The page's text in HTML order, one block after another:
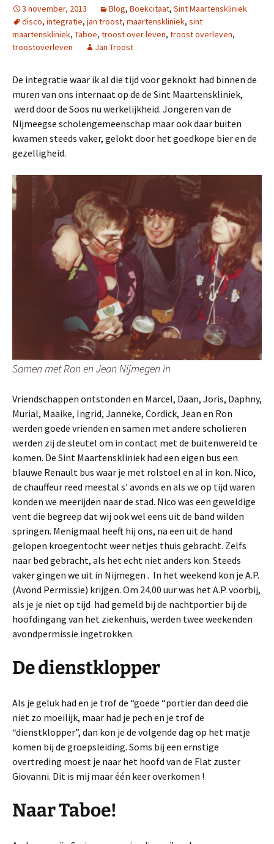
3 november, 2013 Blog, Boekcitaat, Sint Maartenskliniek
disco, integratie, jan troost, maartenskliniek, sint
maartenskliniek, Taboe, troost over leven, troost overleven,
troostoverleven
Jan Troost
De integratie waar ik al die tijd voor geknokt had binnen de
muren van ons internaat op de de Sint Maartenskliniek,
werd door de Soos nu werkelijkheid. Jongeren van de
Nijmeegse scholengemeenschap maar ook daar buiten
kwamen steeds vaker, gelokt door het goedkope bier en de
gezelligheid.
Samen met Ron en Jean Nijmegen in
Vriendschappen ontstonden en Marcel, Daan, Joris, Daphny,
Murial, Maaike, Ingrid, Janneke, Cordick, Jean en Ron
werden goede vrienden en samen met andere scholieren
werden zij de sleutel om in contact met de buitenwereld te
komen. De Sint Maartenskliniek had een eigen bus een
blauwe Renault bus waar je met rolstoel en al in kon. Nico,
de chauffeur reed meestal s’ avonds en als we op tijd waren
konden we meerijden naar de stad. Nico was een geweldige
vent die begreep dat wij ook wel eens uit de band wilden
springen. Menigmaal heeft hij ons, na een uit de hand
gelopen kroegentocht weer netjes thuis gebracht. Zelfs
naar bed gebracht, als het echt niet anders kon. Steeds
vaker gingen we uit in Nijmegen . In het weekend kon je A.P.
(Avond Permissie) krijgen. Om 24.00 uur was het A.P. voorbij,
als je je niet op tijd had gemeld bij de nachtportier bij de
hoofdingang van het ziekenhuis, werden twee weekenden
avondpermissie ingetrokken.
De dienstklopper
Als je geluk had en je trof de “goede “portier dan deed die
niet zo moeilijk, maar had je pech en je trof de
“dienstklopper”, dan kon je de volgende dag op het matje
komen bij de groepsleiding. Soms bij een ernstige
overtreding moest je naar het hoofd van de Flat zuster
Giovanni. Dit is mij maar één keer overkomen !
Naar Taboe!